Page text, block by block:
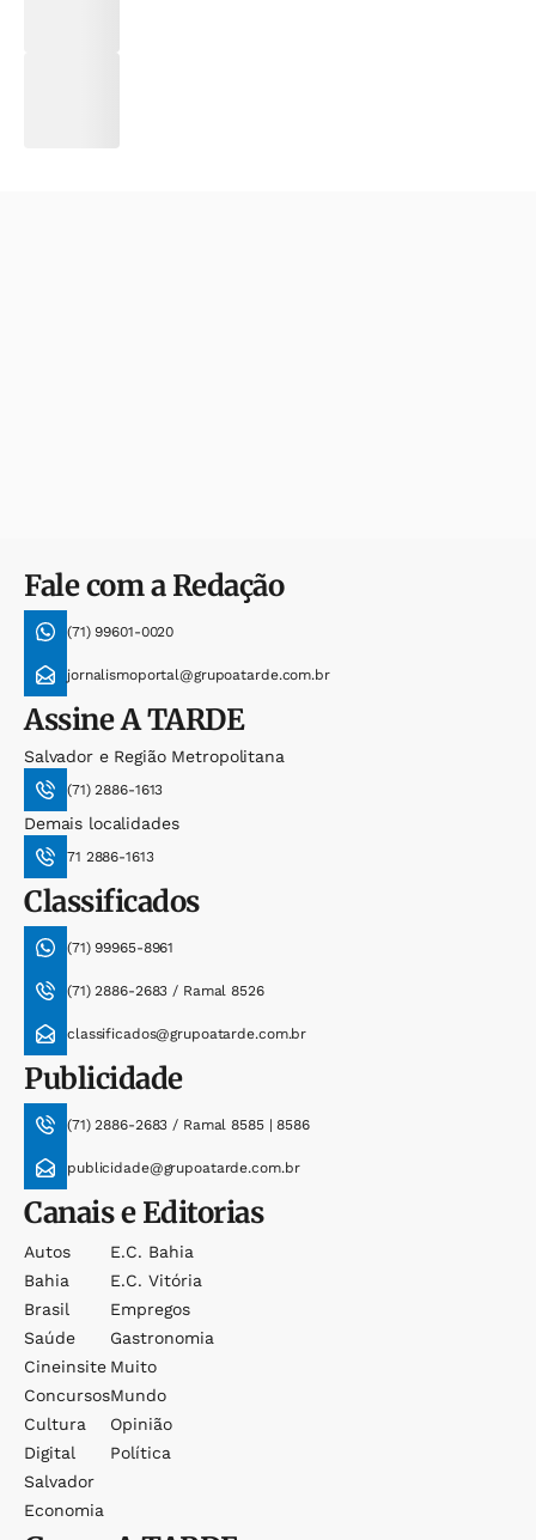
Fale com a Redação
(71) 99601-0020
jornalismoportal@grupoatarde.com.br
AssineA TARDE
Salvador e Região Metropolitana
(71) 2886-1613
Demais localidades
71 2886-1613
Classificados
(71) 99965-8961
(71) 2886-2683 / Ramal 8526
classificados@grupoatarde.com.br
Publicidade
(71) 2886-2683 / Ramal 8585 | 8586
publicidade@grupoatarde.com.br
Canais e Editorias
Autos
Bahia
Brasil
Saúde
Cineinsite
Concursos
Cultura
Digital
Salvador
Economia
E.c. Bahia
E.c. Vitória
Empregos
Gastronomia
Muito
Mundo
Opinião
Política